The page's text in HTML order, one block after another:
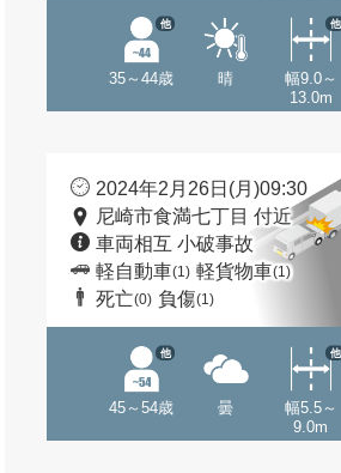
35～44歳
他
晴
幅9.0～
13.0m
他
2024年2月26日(月)09:30
尼崎市食満七丁目 付近
車両相互 小破事故
軽自動車(1) 軽貨物車(1)
死亡(0) 負傷(1)
45～54歳
他
曇
幅5.5～
9.0m
他